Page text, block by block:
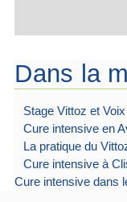
Dans la
Stage Vittoz et
Cure intensive en
La pratique du
Cure intensive à
Cure intensive dans